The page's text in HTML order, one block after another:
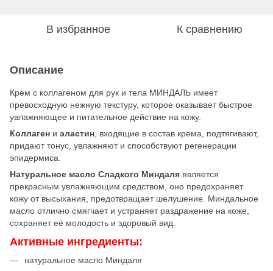
В избранное К сравнению
Описание
Крем с коллагеном для рук и тела МИНДАЛЬ имеет
превосходную нежную текстуру, которое оказывает быстрое
увлажняющее и питательное действие на кожу.
Коллаген и эластин , входящие в состав крема, подтягивают,
придают тонус, увлажняют и способствуют регенерации
эпидермиса.
Натуральное масло Сладкого Миндаля является
прекрасным увлажняющим средством, оно предохраняет
кожу от высыхания, предотвращает шелушение. Миндальное
масло отлично смягчает и устраняет раздражение на коже,
сохраняет её молодость и здоровый вид.
Активные ингредиенты:
натуральное масло Миндаля